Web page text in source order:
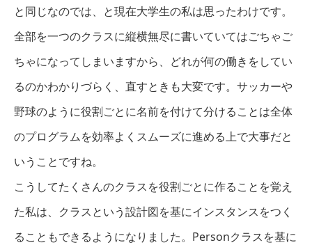
と同じなのでは、と現在大学生の私は思ったわけです。
全部を一つのクラスに縦横無尽に書いていてはごちゃご
ちゃになってしまいますから、どれが何の働きをしてい
るのかわかりづらく、直すときも大変です。サッカーや
野球のように役割ごとに名前を付けて分けることは全体
のプログラムを効率よくスムーズに進める上で大事だと
いうことですね。
こうしてたくさんのクラスを役割ごとに作ることを覚え
た私は、クラスという設計図を基にインスタンスをつく
ることもできるようになりました。Personクラスを基に